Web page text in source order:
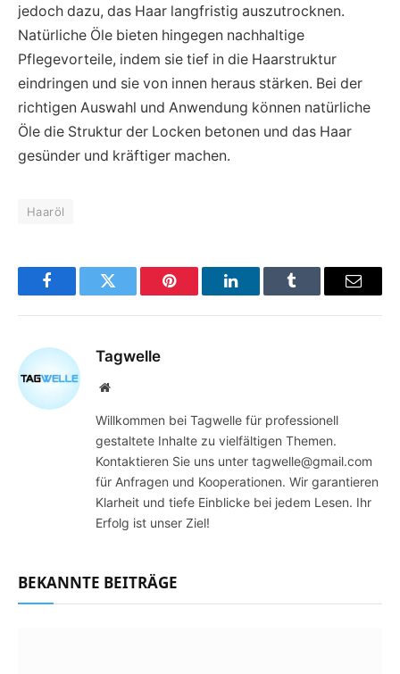
jedoch dazu, das Haar langfristig auszutrocknen.
Natürliche Öle bieten hingegen nachhaltige
Pflegevorteile, indem sie tief in die Haarstruktur
eindringen und sie von innen heraus stärken. Bei der
richtigen Auswahl und Anwendung können natürliche
Öle die Struktur der Locken betonen und das Haar
gesünder und kräftiger machen.
Haaröl
FacebookTwitter Pinterest LinkedInTumblr Email
Tagwelle
Website
Willkommen bei Tagwelle für professionell
gestaltete Inhalte zu vielfältigen Themen.
Kontaktieren Sie uns unter tagwelle@gmail.com
für Anfragen und Kooperationen. Wir garantieren
Klarheit und tiefe Einblicke bei jedem Lesen. Ihr
Erfolg ist unser Ziel!
BEKANNTE BEITRÄGE